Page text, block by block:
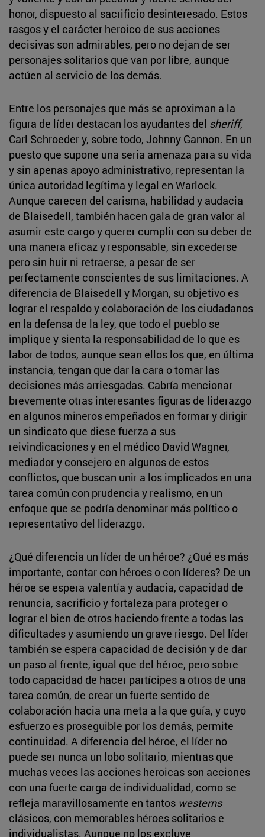
honor, dispuesto al sacrificio desinteresado. Estos
rasgos y el carácter heroico de sus acciones
decisivas son admirables, pero no dejan de ser
personajes solitarios que van por libre, aunque
actúen al servicio de los demás.
Entre los personajes que más se aproximan a la
figura de líder destacan los ayudantes del sheriff,
Carl Schroeder y, sobre todo, Johnny Gannon. En un
puesto que supone una seria amenaza para su vida
y sin apenas apoyo administrativo, representan la
única autoridad legítima y legal en Warlock.
Aunque carecen del carisma, habilidad y audacia
de Blaisedell, también hacen gala de gran valor al
asumir este cargo y querer cumplir con su deber de
una manera eficaz y responsable, sin excederse
pero sin huir ni retraerse, a pesar de ser
perfectamente conscientes de sus limitaciones. A
diferencia de Blaisedell y Morgan, su objetivo es
lograr el respaldo y colaboración de los ciudadanos
en la defensa de la ley, que todo el pueblo se
implique y sienta la responsabilidad de lo que es
labor de todos, aunque sean ellos los que, en última
instancia, tengan que dar la cara o tomar las
decisiones más arriesgadas. Cabría mencionar
brevemente otras interesantes figuras de liderazgo
en algunos mineros empeñados en formar y dirigir
un sindicato que diese fuerza a sus
reivindicaciones y en el médico David Wagner,
mediador y consejero en algunos de estos
conflictos, que buscan unir a los implicados en una
tarea común con prudencia y realismo, en un
enfoque que se podría denominar más político o
representativo del liderazgo.
¿Qué diferencia un líder de un héroe? ¿Qué es más
importante, contar con héroes o con líderes? De un
héroe se espera valentía y audacia, capacidad de
renuncia, sacrificio y fortaleza para proteger o
lograr el bien de otros haciendo frente a todas las
dificultades y asumiendo un grave riesgo. Del líder
también se espera capacidad de decisión y de dar
un paso al frente, igual que del héroe, pero sobre
todo capacidad de hacer partícipes a otros de una
tarea común, de crear un fuerte sentido de
colaboración hacia una meta a la que guía, y cuyo
esfuerzo es proseguible por los demás, permite
continuidad. A diferencia del héroe, el líder no
puede ser nunca un lobo solitario, mientras que
muchas veces las acciones heroicas son acciones
con una fuerte carga de individualidad, como se
refleja maravillosamente en tantos westerns
clásicos, con memorables héroes solitarios e
individualistas. Aunque no los excluye